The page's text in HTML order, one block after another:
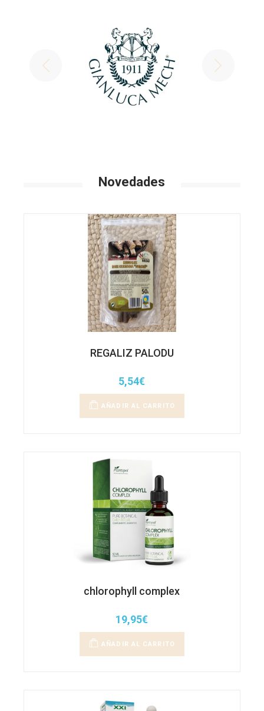
Novedades
REGALIZ PALODU
5,54€
AÑADIR AL CARRITO
chlorophyll complex
19,95€
AÑADIR AL CARRITO